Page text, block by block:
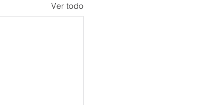
Ver todo